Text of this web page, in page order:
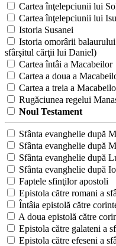
Cartea înţelepciunii lui
Cartea înţelepciunii lui
Istoria Susanei
Istoria omorârii
sfârşitul cărţii lui Daniel)
Cartea întâi a Macabeilor
Cartea a doua a
Cartea a treia a
Rugăciunea regelui
Noul Testament
Sfânta evanghelie după
Sfânta evanghelie după
Sfânta evanghelie după
Sfânta evanghelie după
Faptele sfinţilor apostoli
Epistola către romani a
Întâia epistolă către
A doua epistolă către
Epistola către galateni a
Epistola către efeseni a